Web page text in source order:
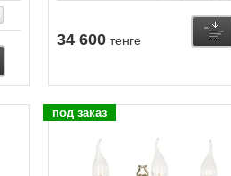
34 600тенге
под заказ